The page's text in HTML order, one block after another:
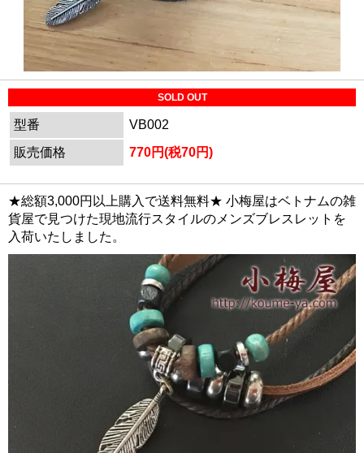
SOLD OUT
型番
VB002
販売価格
770円(税70円)
★総額3,000円以上購入で送料無料★ 小梅屋はベトナムの雑
貨屋で見つけた現地流行スタイルのメンズブレスレットを
入荷いたしました。